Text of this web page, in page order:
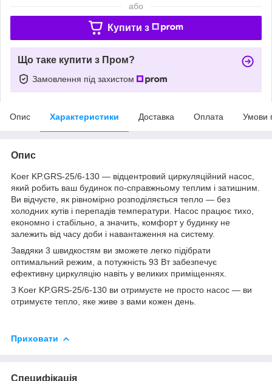
або
Купити з
Що таке купити з Пром?
Замовлення під захистом
Опис Характеристики Доставка Оплата Умови
Опис
Koer KP.GRS-25/6-130 — відцентровий циркуляційний насос,
який робить ваш будинок по-справжньому теплим і затишним.
Ви відчуєте, як рівномірно розподіляється тепло — без
холодних кутів і перепадів температури. Насос працює тихо,
економно і стабільно, а значить, комфорт у будинку не
залежить від часу доби і навантаження на систему.
Завдяки 3 швидкостям ви зможете легко підібрати
оптимальний режим, а потужність 93 Вт забезпечує
ефективну циркуляцію навіть у великих приміщеннях.
З Koer KP.GRS-25/6-130 ви отримуєте не просто насос — ви
отримуєте тепло, яке живе з вами кожен день.
Приховати
Специфікація